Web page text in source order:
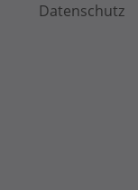
Datenschutz